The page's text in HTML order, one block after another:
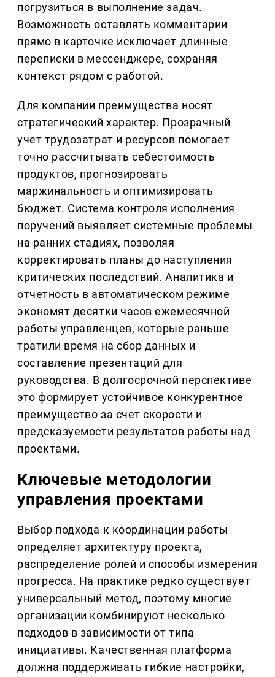
погрузиться в выполнение задач.
Возможность оставлять комментарии
прямо в карточке исключает длинные
переписки в мессенджере, сохраняя
контекст рядом с работой.
Для компании преимущества носят
стратегический характер. Прозрачный
учет трудозатрат и ресурсов помогает
точно рассчитывать себестоимость
продуктов, прогнозировать
маржинальность и оптимизировать
бюджет. Система контроля исполнения
поручений выявляет системные проблемы
на ранних стадиях, позволяя
корректировать планы до наступления
критических последствий. Аналитика и
отчетность в автоматическом режиме
экономят десятки часов ежемесячной
работы управленцев, которые раньше
тратили время на сбор данных и
составление презентаций для
руководства. В долгосрочной перспективе
это формирует устойчивое конкурентное
преимущество за счет скорости и
предсказуемости результатов работы над
проектами.
Ключевые методологии
управления проектами
Выбор подхода к координации работы
определяет архитектуру проекта,
распределение ролей и способы измерения
прогресса. На практике редко существует
универсальный метод, поэтому многие
организации комбинируют несколько
подходов в зависимости от типа
инициативы. Качественная платформа
должна поддерживать гибкие настройки,